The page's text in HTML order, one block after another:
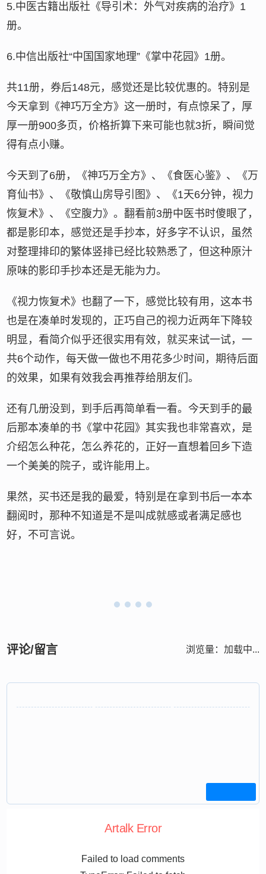
5.中医古籍出版社《导引术：外气对疾病的治疗》1
册。
6.中信出版社“中国国家地理”《掌中花园》1册。
共11册，券后148元，感觉还是比较优惠的。特别是
今天拿到《神巧万全方》这一册时，有点惊呆了，厚
厚一册900多页，价格折算下来可能也就3折，瞬间觉
得有点小赚。
今天到了6册，《神巧万全方》、《食医心鉴》、《万
育仙书》、《敬慎山房导引图》、《1天6分钟，视力
恢复术》、《空腹力》。翻看前3册中医书时傻眼了，
都是影印本，感觉还是手抄本，好多字不认识，虽然
对整理排印的繁体竖排已经比较熟悉了，但这种原汁
原味的影印手抄本还是无能为力。
《视力恢复术》也翻了一下，感觉比较有用，这本书
也是在凑单时发现的，正巧自己的视力近两年下降较
明显，看简介似乎还很实用有效，就买来试一试，一
共6个动作，每天做一做也不用花多少时间，期待后面
的效果，如果有效我会再推荐给朋友们。
还有几册没到，到手后再简单看一看。今天到手的最
后那本凑单的书《掌中花园》其实我也非常喜欢，是
介绍怎么种花，怎么养花的，正好一直想着回乡下造
一个美美的院子，或许能用上。
果然，买书还是我的最爱，特别是在拿到书后一本本
翻阅时，那种不知道是不是叫成就感或者满足感也
好，不可言说。
评论/留言 浏览量： 加载中...
Artalk Error
Failed to load comments